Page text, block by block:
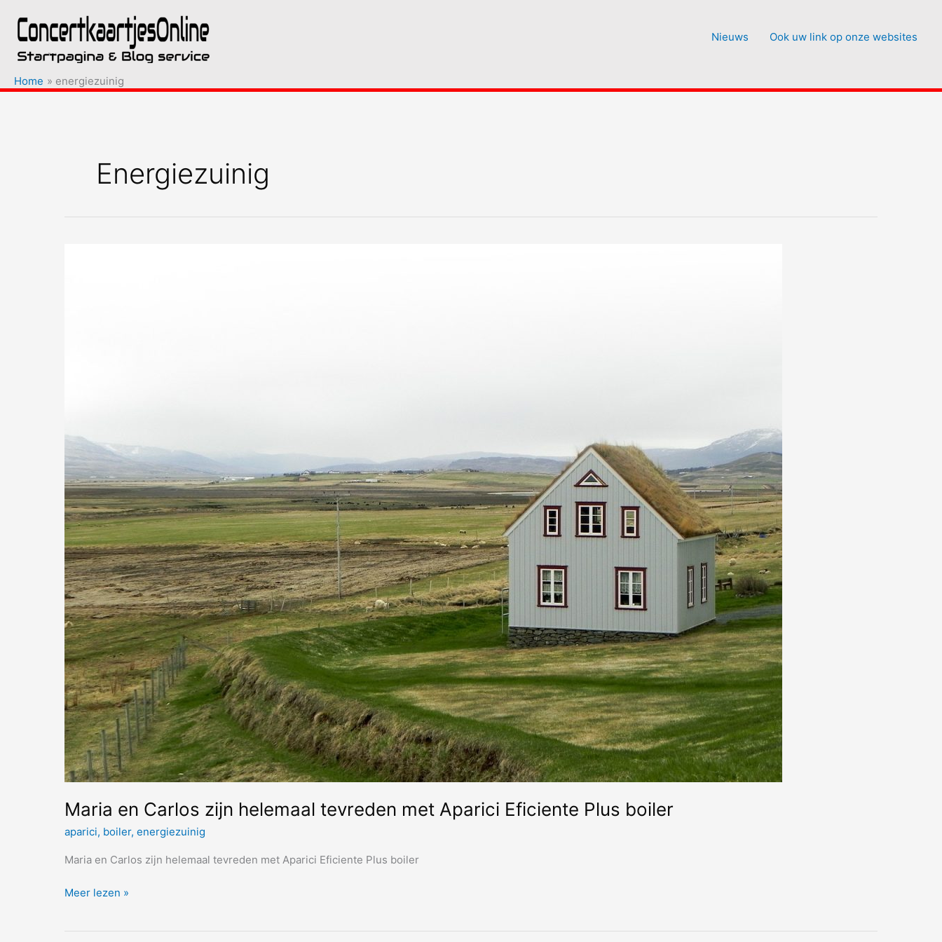
naar
inhoud
Nieuws Ook uw link op onze websites
Home energiezuinig
Energiezuinig
Maria en Carlos zijn helemaal tevreden met Aparici Eficiente Plus boiler
aparici, boiler, energiezuinig
Maria en Carlos zijn helemaal tevreden met Aparici Eficiente Plus boiler
Maria
Meer lezen »